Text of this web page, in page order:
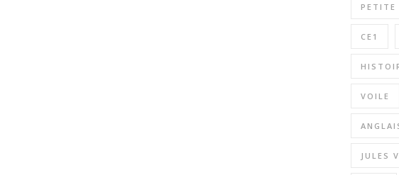
PETITE
CE1
VOILE
JULES